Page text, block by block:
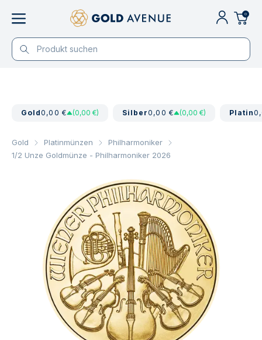
0
Gold0,00 € (0,00 €) Silber0,00 € (0,00 €) Platin
Gold Platinmünzen
Philharmoniker
1/2 Unze Goldmünze - Philharmoniker 2026